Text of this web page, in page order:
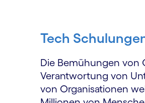
Tech
Die Bemühungen von
Verantwortung von
von Organisationen